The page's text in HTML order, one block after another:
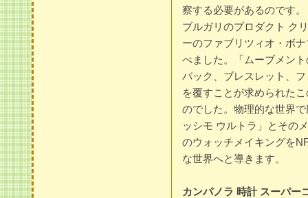
察する必要があるのです。
ブルガリのプロダクト ク
ーのファブリツィオ・ボ
べました。「ムーブメン
バック、ブレスレット、
を覆すことが求められた
のでした。物理的な世界
ッシモ ウルトラ」とその
のウォッチメイキングを
な世界へと導きます。
カンパノラ 時計 スーパー